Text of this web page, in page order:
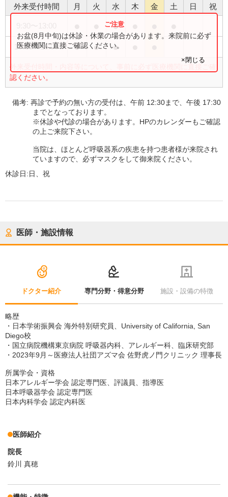
外来受付時間 月 火 水 木 金 土 日 祝
●
15:00〜18:00 ● ● ●
外来受付時間・内容等について、事前に必ず医療機関に直接ご確
認ください。
お盆(8月中旬)は休診・休業の場合があります。来院前に必ず
医療機関に直接ご確認ください。
×閉じる
備考:再診で予約の無い方の受付は、午前 12:30まで、午後 17:30
までとなっております。
※休診や代診の場合があります。HPのカレンダーもご確認
の上ご来院下さい。
当院は、ほとんど呼吸器系の疾患を持つ患者様が来院され
ていますので、必ずマスクをして御来院ください。
休診日:日、祝
医師・施設情報
ドクター紹介 専門分野・得意分野 施設・設備の特徴
略歴
・日本学術振興会 海外特別研究員、University of California, San
Diego校
・国立病院機構東京病院 呼吸器内科、アレルギー科、臨床研究部
・2023年9月～医療法人社団アズマ会 佐野虎ノ門クリニック 理事長
所属学会・資格
日本アレルギー学会 認定専門医、評議員、指導医
日本呼吸器学会 認定専門医
日本内科学会 認定内科医
医師紹介
院長
鈴川 真穂